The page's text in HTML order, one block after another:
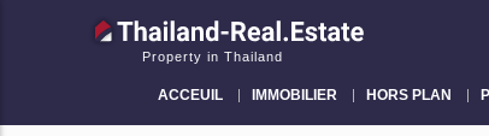
Property in Thailand
ACCEUIL IMMOBILIER HORS PLAN